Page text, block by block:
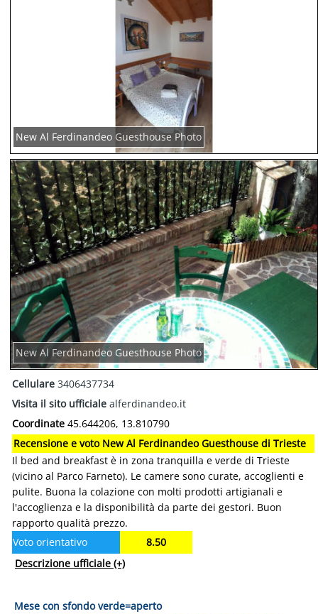
New Al Ferdinandeo Guesthouse Photo
New Al Ferdinandeo Guesthouse Photo
Cellulare 3406437734
Visita il sito ufficiale alferdinandeo.it
Coordinate 45.644206, 13.810790
Recensione e voto New Al Ferdinandeo Guesthouse di Trieste
Il bed and breakfast è in zona tranquilla e verde di Trieste
(vicino al Parco Farneto). Le camere sono curate, accoglienti e
pulite. Buona la colazione con molti prodotti artigianali e
l'accoglienza e la disponibilità da parte dei gestori. Buon
rapporto qualità prezzo.
Voto orientativo
8.50
Descrizione ufficiale (+)
Mese con sfondo verde=aperto